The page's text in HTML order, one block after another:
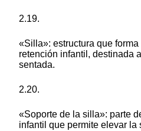
2.19.
«Silla»: estructura que
retención infantil, destinada
sentada.
2.20.
«Soporte de la silla»: parte
infantil que permite elevar la